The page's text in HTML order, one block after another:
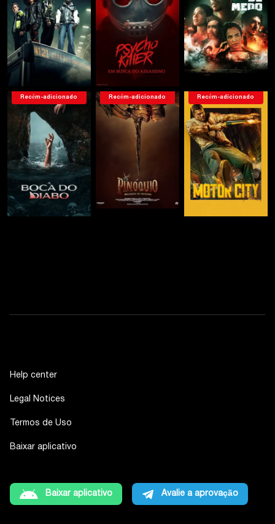
Recém-adicionado Recém-adicionado Recém-adicionado
Help center
Legal Notices
Termos de Uso
Baixar aplicativo
Baixar aplicativo Avalie a aprovação